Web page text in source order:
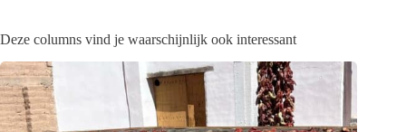
Deze columns vind je waarschijnlijk ook interessant